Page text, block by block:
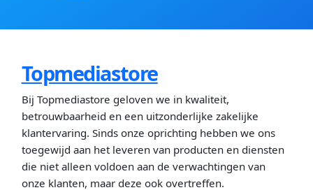
Topmediastore
Bij Topmediastore geloven we in kwaliteit,
betrouwbaarheid en een uitzonderlijke zakelijke
klantervaring. Sinds onze oprichting hebben we ons
toegewijd aan het leveren van producten en diensten
die niet alleen voldoen aan de verwachtingen van
onze klanten, maar deze ook overtreffen.